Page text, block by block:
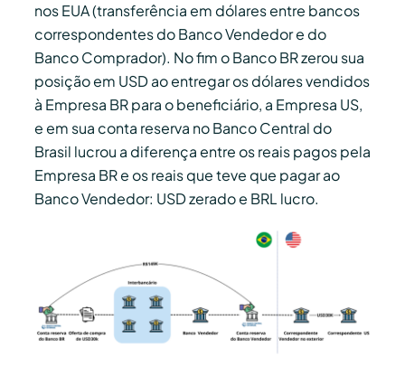
nos EUA (transferência em dólares entre bancos
correspondentes do Banco Vendedor e do
Banco Comprador). No fim o Banco BR zerou sua
posição em USD ao entregar os dólares vendidos
à Empresa BR para o beneficiário, a Empresa US,
e em sua conta reserva no Banco Central do
Brasil lucrou a diferença entre os reais pagos pela
Empresa BR e os reais que teve que pagar ao
Banco Vendedor: USD zerado e BRL lucro.